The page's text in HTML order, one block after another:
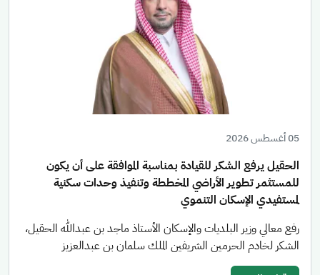
05 أغسطس 2026
الحقيل يرفع الشكر للقيادة بمناسبة الموافقة على أن يكون
للمستثمر تطوير الأراضي المخططة وتنفيذ وحدات سكنية
لمستفيدي الإسكان التنموي
رفع معالي وزير البلديات والإسكان الأستاذ ماجد بن عبدالله الحقيل،
الشكر لخادم الحرمين الشريفين الملك سلمان بن عبدالعزيز